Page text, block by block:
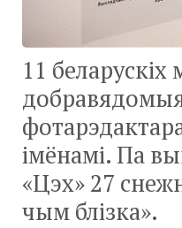
11
імёнамі. Па
«Цэх» 27
чым блізка».